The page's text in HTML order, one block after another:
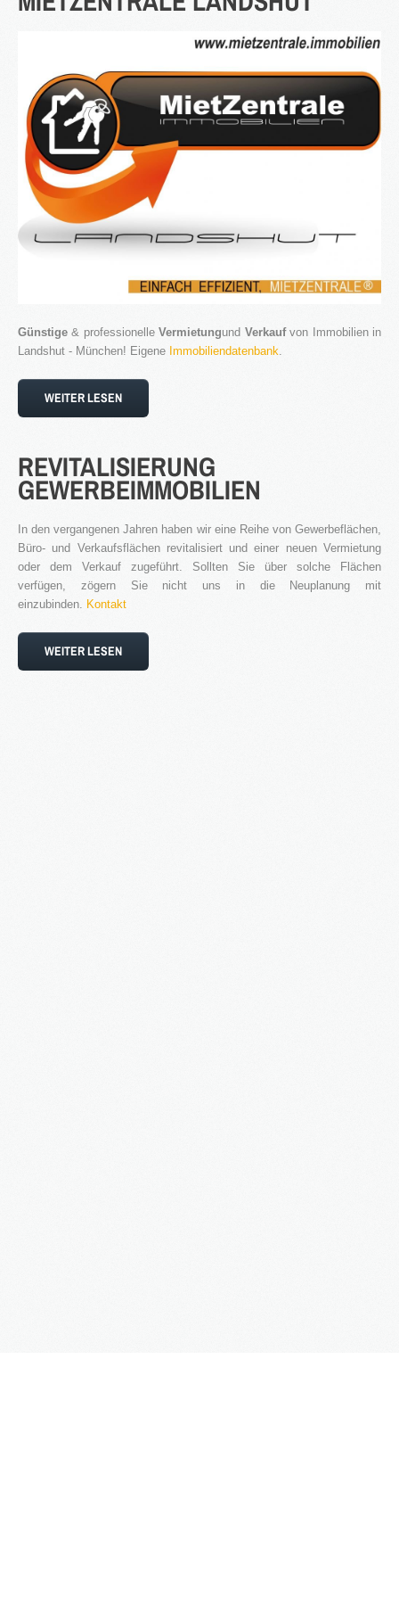
Günstige & professionelleVermietungund Verkaufvon Immobilien in
Landshut - München! Eigene Immobiliendatenbank
WEITER LESEN
REVITALISIERUNG
GEWERBEIMMOBILIEN
In den vergangenen Jahren haben wir eine Reihe von Gewerbeflächen,
Büro- und Verkaufsflächen revitalisiert und einer neuen Vermietung
oder dem Verkauf zugeführt. Sollten Sie über solche Flächen
verfügen, zögern Sie nicht uns in die Neuplanung mit
einzubinden. Kontakt
WEITER LESEN